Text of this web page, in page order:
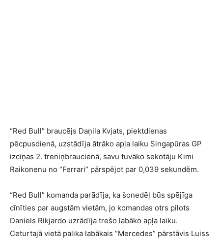
“Red Bull” braucējs Daņila Kvjats, piektdienas
pēcpusdienā, uzstādīja ātrāko apļa laiku Singapūras GP
izcīņas 2. treniņbraucienā, savu tuvāko sekotāju Kimi
Raikonenu no “Ferrari” pārspējot par 0,039 sekundēm.
“Red Bull” komanda parādīja, ka šonedēļ būs spējīga
cīnīties par augstām vietām, jo komandas otrs pilots
Daniels Rikjardo uzrādīja trešo labāko apļa laiku.
Ceturtajā vietā palika labākais “Mercedes” pārstāvis Luiss